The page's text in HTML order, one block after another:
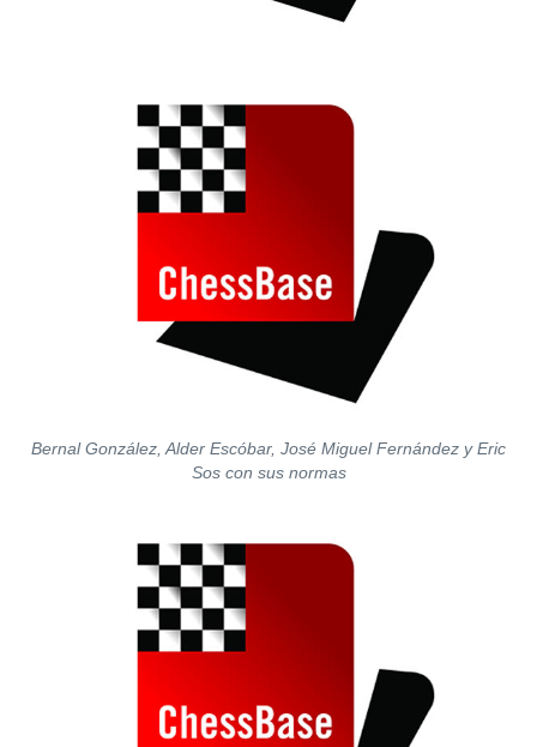
Bernal González, Alder Escóbar, José Miguel Fernández y Eric
Sos con sus normas